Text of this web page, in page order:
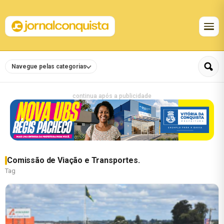
Navegue pelas categorias
continua após a publicidade
Comissão de Viação e Transportes.
Tag